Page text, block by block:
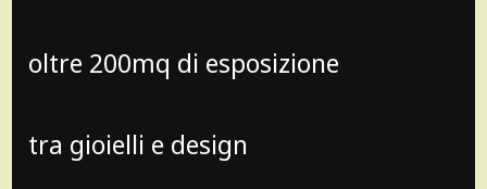
oltre 200mq di esposizione
tra gioielli e design